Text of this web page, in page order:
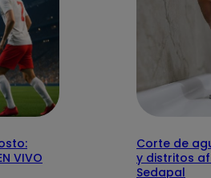
VIVO
Corte de
y distritos
Sedapal